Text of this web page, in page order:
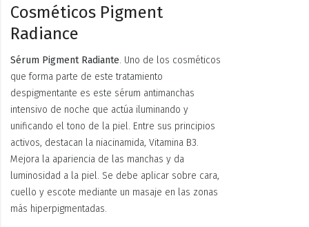
Cosméticos Pigment
Radiance
Sérum Pigment Radiante. Uno de los cosméticos
que forma parte de este tratamiento
despigmentante es este sérum antimanchas
intensivo de noche que actúa iluminando y
unificando el tono de la piel. Entre sus principios
activos, destacan la niacinamida, Vitamina B3.
Mejora la apariencia de las manchas y da
luminosidad a la piel. Se debe aplicar sobre cara,
cuello y escote mediante un masaje en las zonas
más hiperpigmentadas.